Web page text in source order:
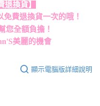
退換貨】
費退換貨一次的哦！
您全額負擔！
美麗的機會
顯示電腦版詳細說明